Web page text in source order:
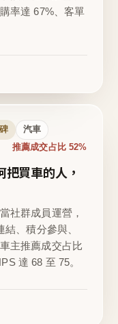
率達 67%、客單
汽車
推薦成交占比 52%
買車的人，
社群成員運營，
、積分參與、
主推薦成交占比
達 68 至 75。